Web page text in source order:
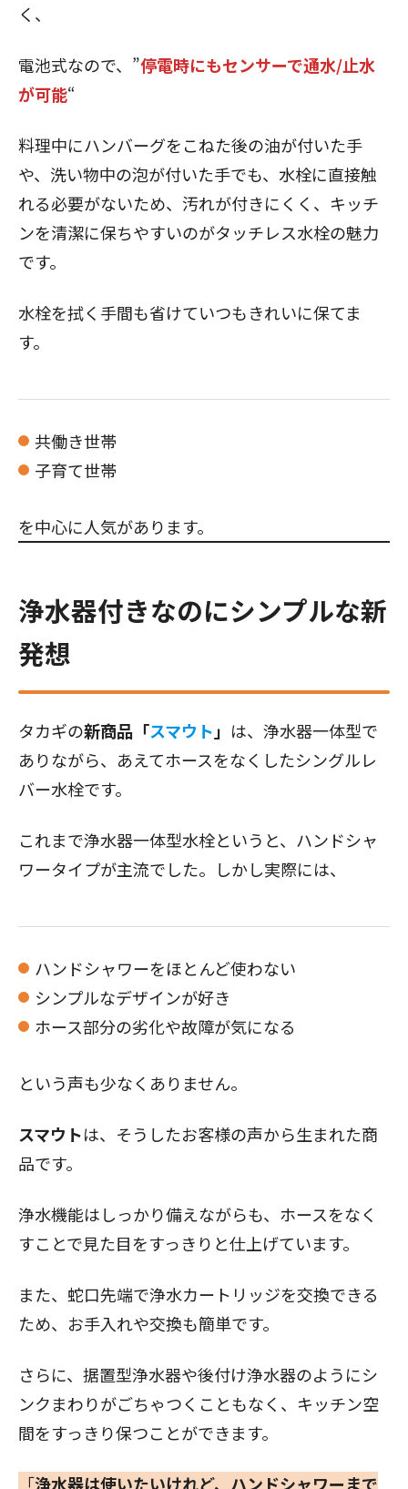
く、
電池式なので、”停電時にもセンサーで通水/止水
が可能“
料理中にハンバーグをこねた後の油が付いた手
や、洗い物中の泡が付いた手でも、水栓に直接触
れる必要がないため、汚れが付きにくく、キッチ
ンを清潔に保ちやすいのがタッチレス水栓の魅力
です。
水栓を拭く手間も省けていつもきれいに保てま
す。
共働き世帯
子育て世帯
を中心に人気があります。
浄水器付きなのにシンプルな新
発想
タカギの新商品「スマウト 」 は、浄水器一体型で
ありながら、あえてホースをなくしたシングルレ
バー水栓です。
これまで浄水器一体型水栓というと、ハンドシャ
ワータイプが主流でした。しかし実際には、
ハンドシャワーをほとんど使わない
シンプルなデザインが好き
ホース部分の劣化や故障が気になる
という声も少なくありません。
スマウトは、そうしたお客様の声から生まれた商
品です。
浄水機能はしっかり備えながらも、ホースをなく
すことで見た目をすっきりと仕上げています。
また、蛇口先端で浄水カートリッジを交換できる
ため、お手入れや交換も簡単です。
さらに、据置型浄水器や後付け浄水器のようにシ
ンクまわりがごちゃつくこともなく、キッチン空
間をすっきり保つことができます。
「浄水器は使いたいけれど、ハンドシャワーまで